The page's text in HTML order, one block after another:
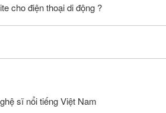
cho điện thoại di động ?
sĩ nổi tiếng Việt Nam